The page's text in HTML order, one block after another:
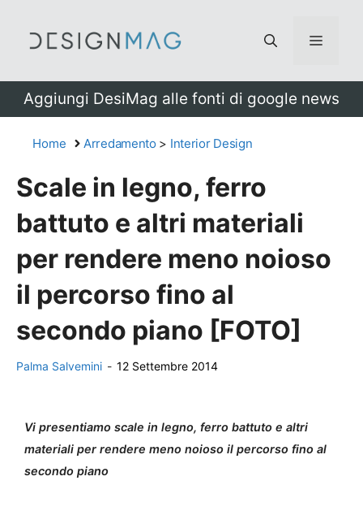
Menu
Aggiungi DesiMag alle fonti di google news
Home Arredamento > Interior Design
Scale in legno, ferro
battuto e altri materiali
per rendere meno noioso
il percorso fino al
secondo piano [FOTO]
Palma Salvemini - 12 Settembre 2014
Vi presentiamo scale in legno, ferro battuto e altri
materiali per rendere meno noioso il percorso fino al
secondo piano